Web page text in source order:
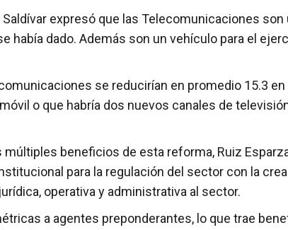
expresó que las Telecomunicaciones
dado. Además son un vehículo para el
se reducirían en promedio 15.3 en
o que habría dos nuevos canales de
beneficios de esta reforma, Ruiz
para la regulación del sector con la
operativa y administrativa al sector.
a agentes preponderantes, lo que trae